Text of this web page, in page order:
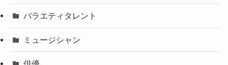
バラエティタレント
ミュージシャン